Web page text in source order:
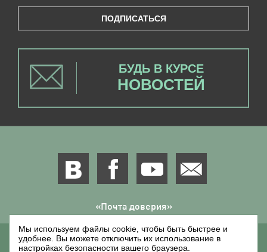
ПОДПИСАТЬСЯ
БУДЬ В КУРСЕ
НОВОСТЕЙ
«Почта доверия»
doverie@sollers-auto.com
Мы используем файлы cookie, чтобы быть быстрее и
удобнее. Вы можете отключить их использование в
настройках безопасности вашего браузера.